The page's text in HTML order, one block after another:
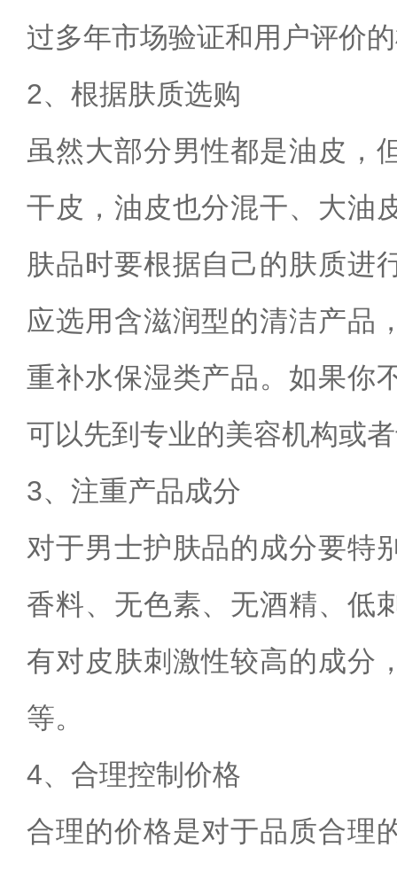
过多年市场验证和用户评价
2、根据肤质选购
虽然大部分男性都是油皮，
干皮，油皮也分混干、大油
肤品时要根据自己的肤质进
应选用含滋润型的清洁产品
重补水保湿类产品。如果你
可以先到专业的美容机构或
3、注重产品成分
对于男士护肤品的成分要特
香料、无色素、无酒精、低
有对皮肤刺激性较高的成分
等。
4、合理控制价格
合理的价格是对于品质合理